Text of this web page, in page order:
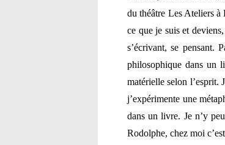
du théâtre Les Ateliers à
ce que je suis et
s’écrivant, se pensant.
philosophique dans un
matérielle selon l’esprit.
j’expérimente une
dans un livre. Je n’y
Rodolphe, chez moi